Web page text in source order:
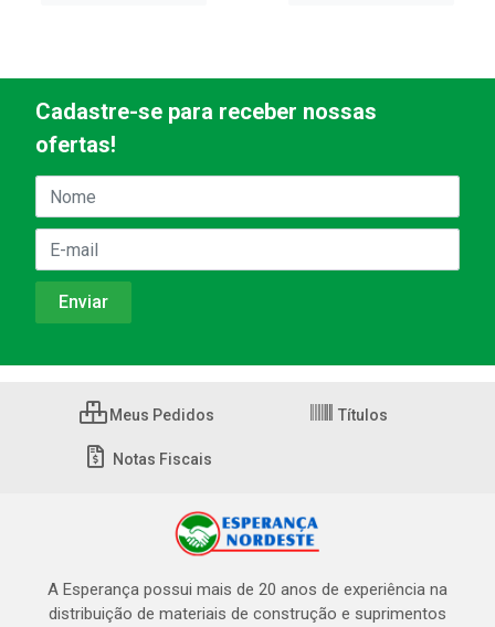
Cadastre-se para receber nossas
ofertas!
Meus Pedidos Títulos
Notas Fiscais
A Esperança possui mais de 20 anos de experiência na
distribuição de materiais de construção e suprimentos